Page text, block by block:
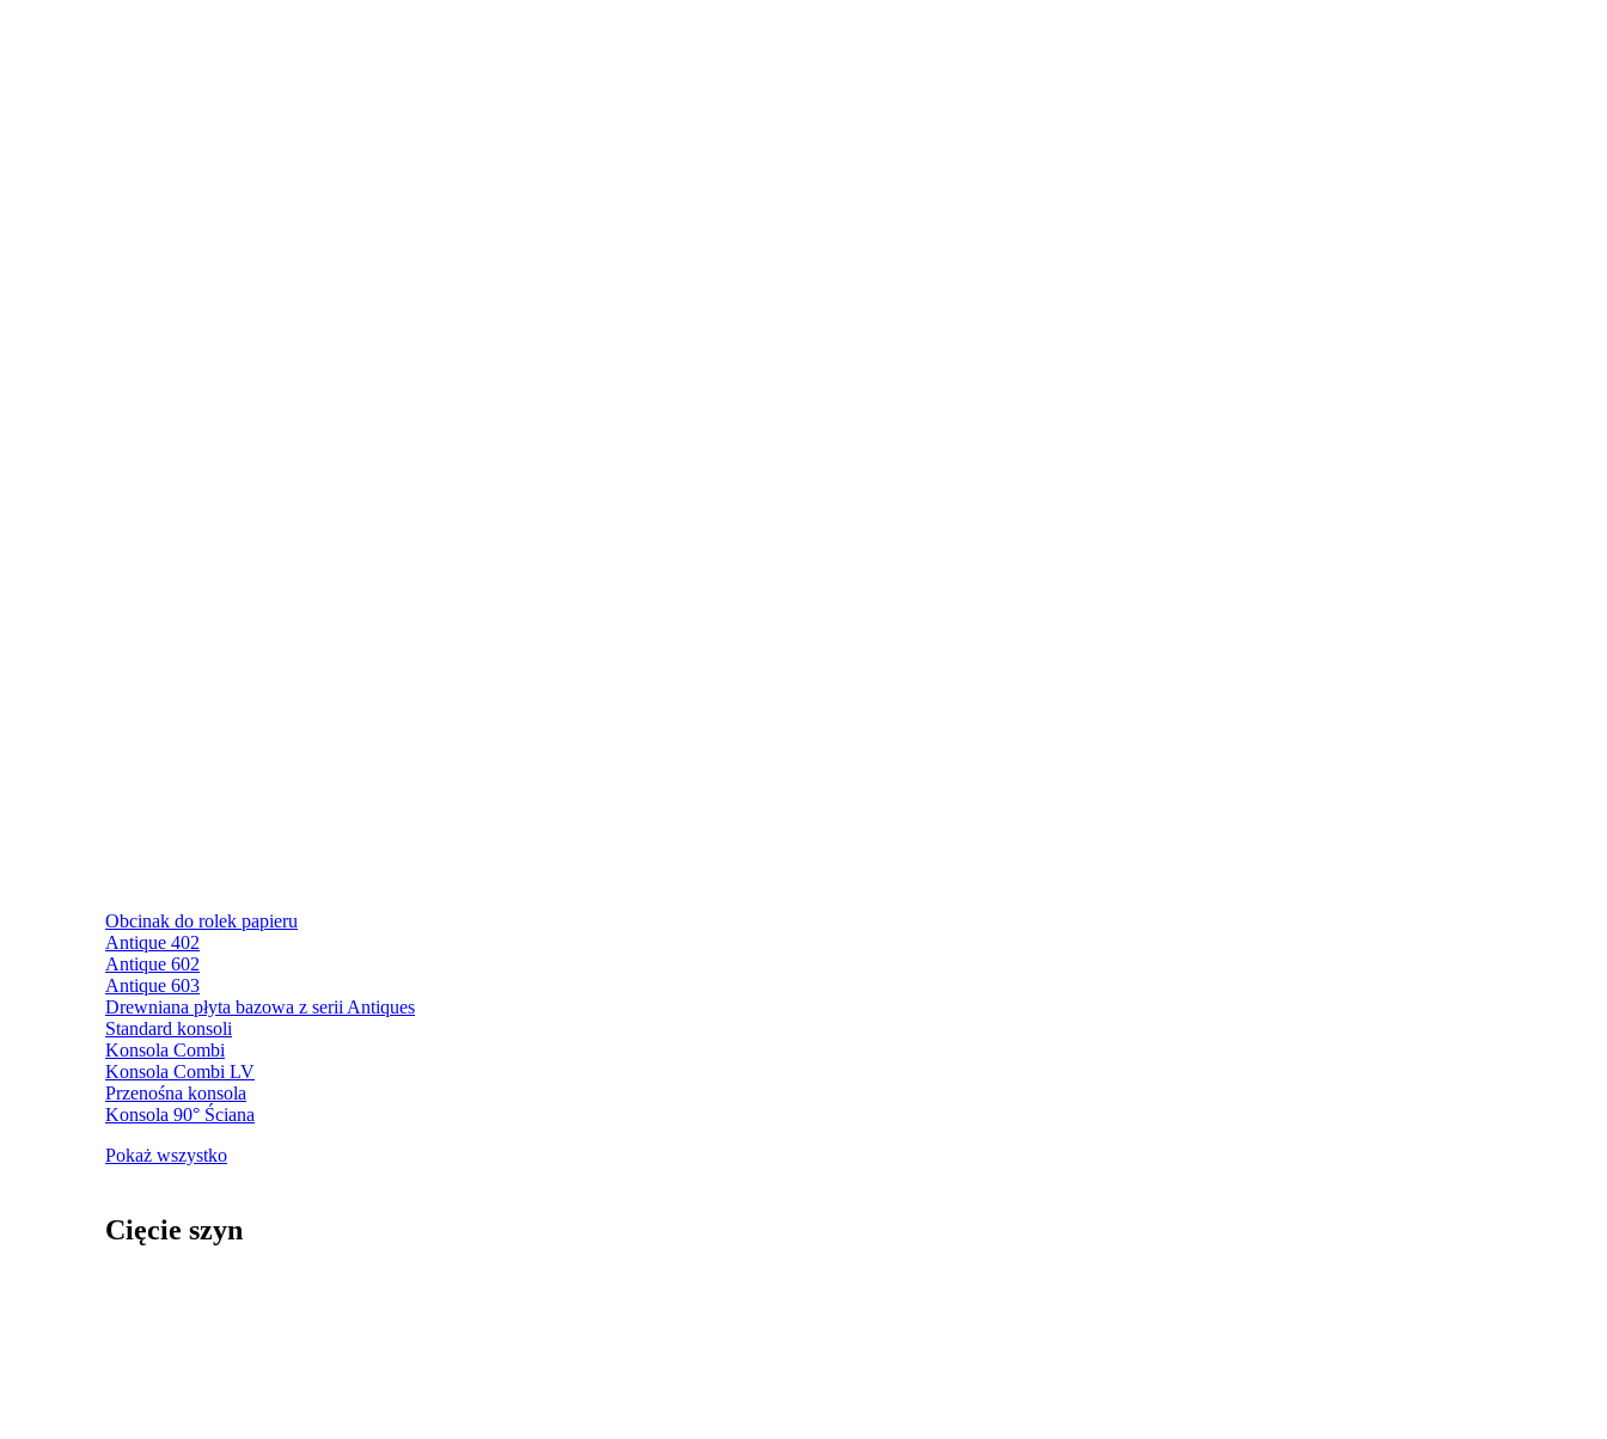
Obcinak do rolek papieru
Antique 402
Antique 602
Antique 603
Drewniana płyta bazowa z serii Antiques
Standard konsoli
Konsola Combi
Konsola Combi LV
Przenośna konsola
Konsola 90° Ściana
Pokaż wszystko
Cięcie szyn